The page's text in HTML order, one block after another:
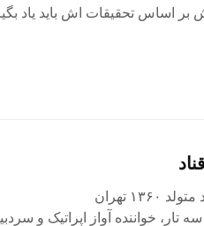
اساس تحقیقات اش باید یاد
تهران
سه تار، خواننده آواز اپراتیک و